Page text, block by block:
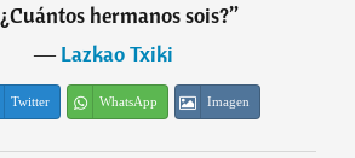
hermanos sois?”
―Lazkao Txiki
Twitter WhatsApp Imagen